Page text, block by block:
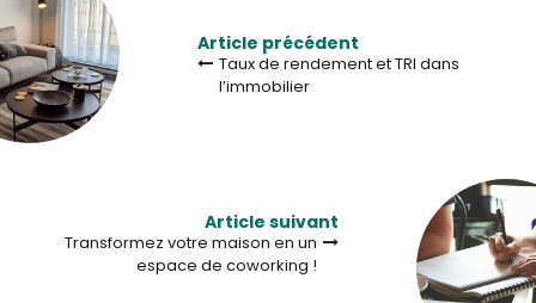
Article précédent
Taux de rendement et TRI dans
l’immobilier
Article suivant
Transformez votre maison en un
espace de coworking !